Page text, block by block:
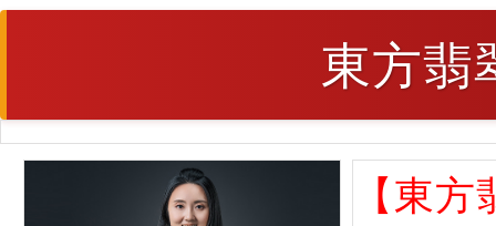
東方翡
【東